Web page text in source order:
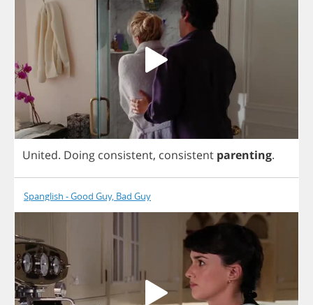
United. Doing consistent, consistent parenting.
Spanglish - Good Guy, Bad Guy